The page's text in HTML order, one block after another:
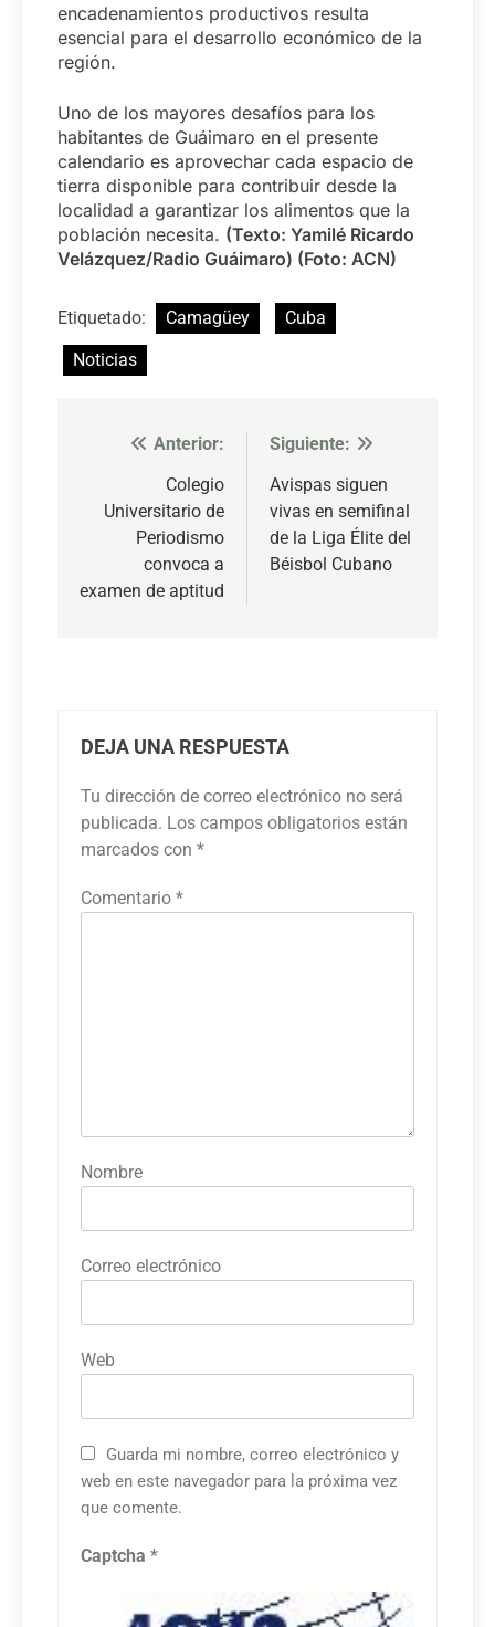
encadenamientos productivos resulta
esencial para el desarrollo económico de la
región.
Uno de los mayores desafíos para los
habitantes de Guáimaro en el presente
calendario es aprovechar cada espacio de
tierra disponible para contribuir desde la
localidad a garantizar los alimentos que la
población necesita. (Texto: Yamilé Ricardo
Velázquez/Radio Guáimaro) (Foto: ACN)
Etiquetado: Camagüey
Cuba
Noticias
Navegación
entradas
Anterior:
Colegio
Universitario de
Periodismo
convoca a
examen de aptitud
Siguiente:
Avispas siguen
vivas en semifinal
de la Liga Élite del
Béisbol Cubano
DEJA UNA RESPUESTA
Tu dirección de correo electrónico no será
publicada. Los campos obligatorios están
marcados con *
Comentario *
Nombre
Correo electrónico
Web
Guarda mi nombre, correo electrónico y
web en este navegador para la próxima vez
que comente.
Captcha *